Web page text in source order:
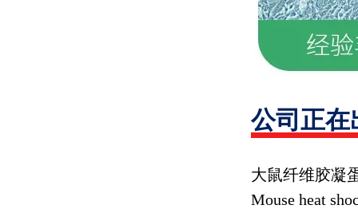
公司正在
大鼠纤维胶凝
Mouse heat